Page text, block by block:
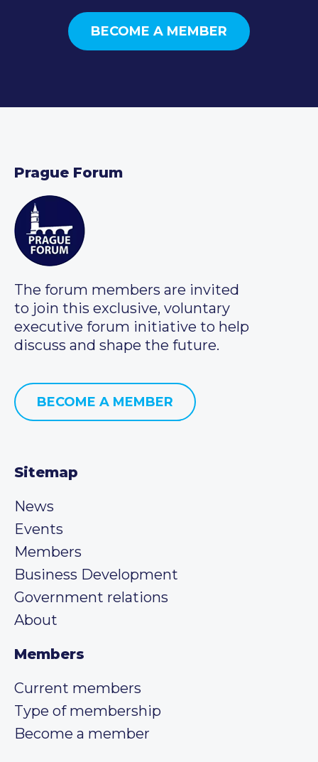
BECOME A MEMBER
Prague Forum
The forum members are invited
to join this exclusive, voluntary
executive forum initiative to help
discuss and shape the future.
BECOME A MEMBER
Sitemap
News
Events
Members
Business Development
Government relations
About
Members
Current members
Type of membership
Become a member